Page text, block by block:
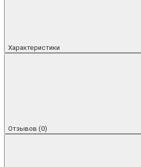
Характеристики
Отзывов (0)